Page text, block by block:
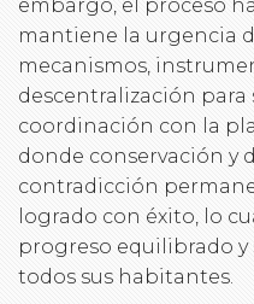
embargo, el proceso
mantiene la urgencia
mecanismos,
descentralización
coordinación con la
donde conservación y
contradicción
logrado con éxito, lo
progreso equilibrado
todos sus habitantes.